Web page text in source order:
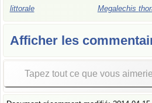
littorale
Megalechis
Afficher les